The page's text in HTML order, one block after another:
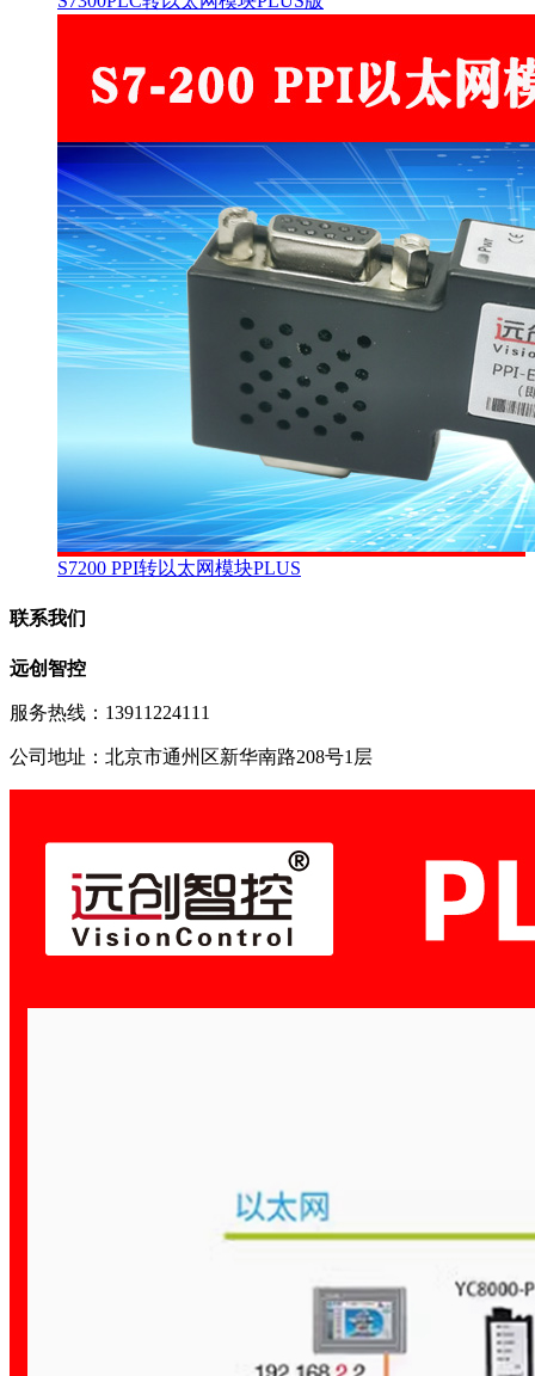
S7200 PPI转以太网模块PLUS
联系我们
远创智控
服务热线：13911224111
公司地址：北京市通州区新华南路208号1层